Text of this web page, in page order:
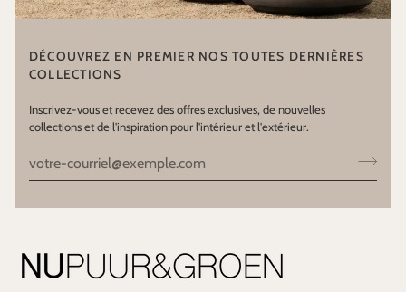
DÉCOUVREZ EN PREMIER NOS TOUTES DERNIÈRES
COLLECTIONS
Inscrivez-vous et recevez des offres exclusives, de nouvelles
collections et de l'inspiration pour l'intérieur et l'extérieur.